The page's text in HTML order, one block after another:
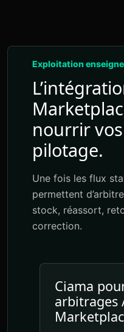
Exploitation enseigne
nourrir
pilotage.
Une fois les flux
permettent
stock, réassort,
correction.
Ciama
arbitrages